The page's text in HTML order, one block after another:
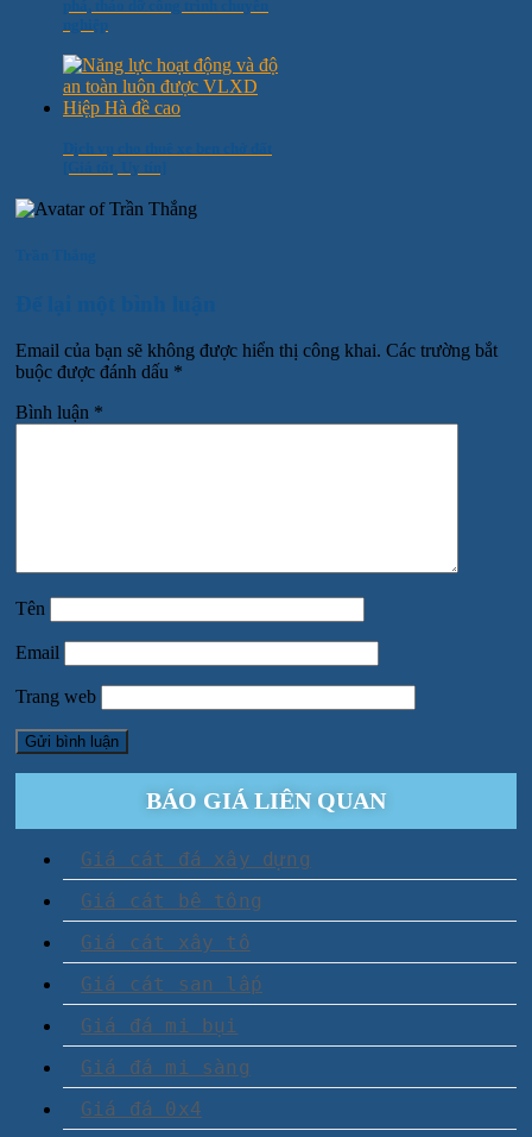
Email của bạn sẽ không được hiển thị công khai. Các trường bắt
buộc được đánh dấu *
Bình luận *
Tên
Email
Trang web
BÁO GIÁ LIÊN QUAN
Giá cát đá xây dựng
Giá cát bê tông
Giá cát xây tô
Giá cát san lấp
Giá đá mi bụi
Giá đá mi sàng
Giá đá 0x4